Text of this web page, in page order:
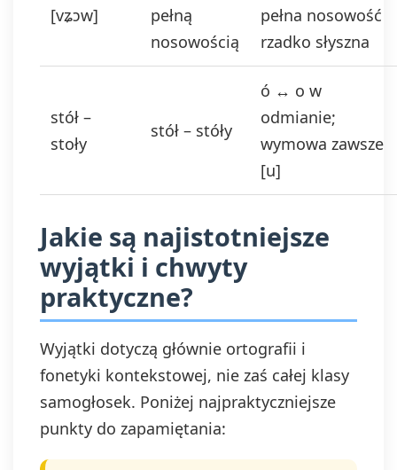
[vʑɔw]
pełną
nosowością
pełna nosowość
rzadko słyszna
stół –
stoły
stół – stóły
ó ↔ o w
odmianie;
wymowa zawsze
[u]
Jakie są najistotniejsze
wyjątki i chwyty
praktyczne?
Wyjątki dotyczą głównie ortografii i
fonetyki kontekstowej, nie zaś całej klasy
samogłosek. Poniżej najpraktyczniejsze
punkty do zapamiętania: